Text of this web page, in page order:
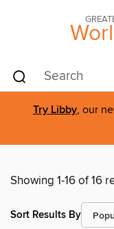
Try Libby, our
Showing 1-16 of 16
Sort Results By